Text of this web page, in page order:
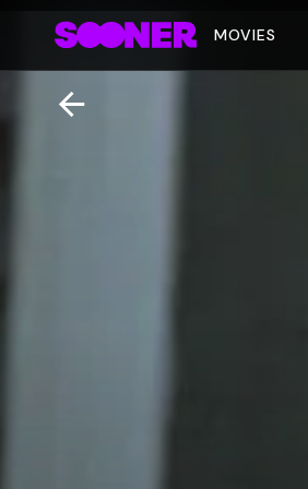
MOVIES